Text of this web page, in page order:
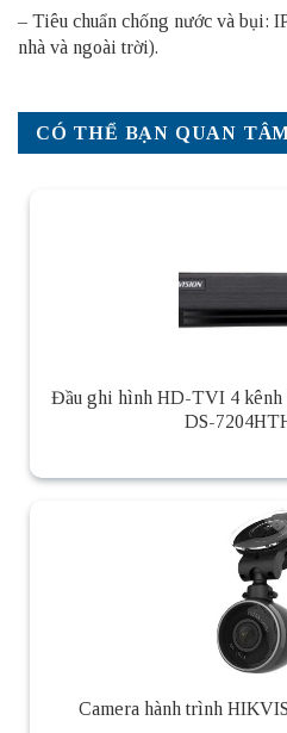
– Tiêu chuẩn chống nước và bụi:
nhà và ngoài trời).
CÓ THỂ BẠN QUAN
Đầu ghi hình HD-TVI 4
DS-
Camera hành trình